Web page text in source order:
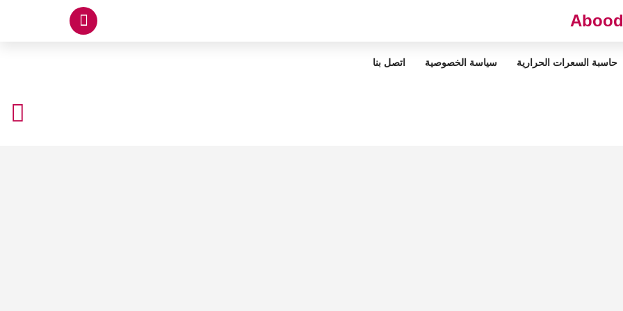
حاسبة السعرات الحرارية سياسة الخصوصية اتصل بنا